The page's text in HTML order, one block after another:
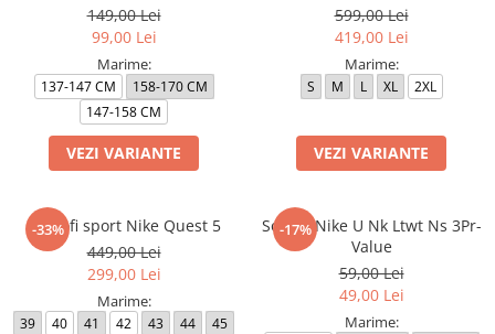
149,00 Lei
99,00 Lei
Marime:
137-147 CM
158-170 CM
147-158 CM
VEZI VARIANTE
599,00 Lei
419,00 Lei
Marime:
S M L XL 2XL
VEZI VARIANTE
-33%
Pantofi sport Nike Quest 5
449,00 Lei
299,00 Lei
Marime:
39 40 41 42 43 44 45
-17%
Sosete Nike U Nk Ltwt Ns 3Pr-
Value
59,00 Lei
49,00 Lei
Marime: